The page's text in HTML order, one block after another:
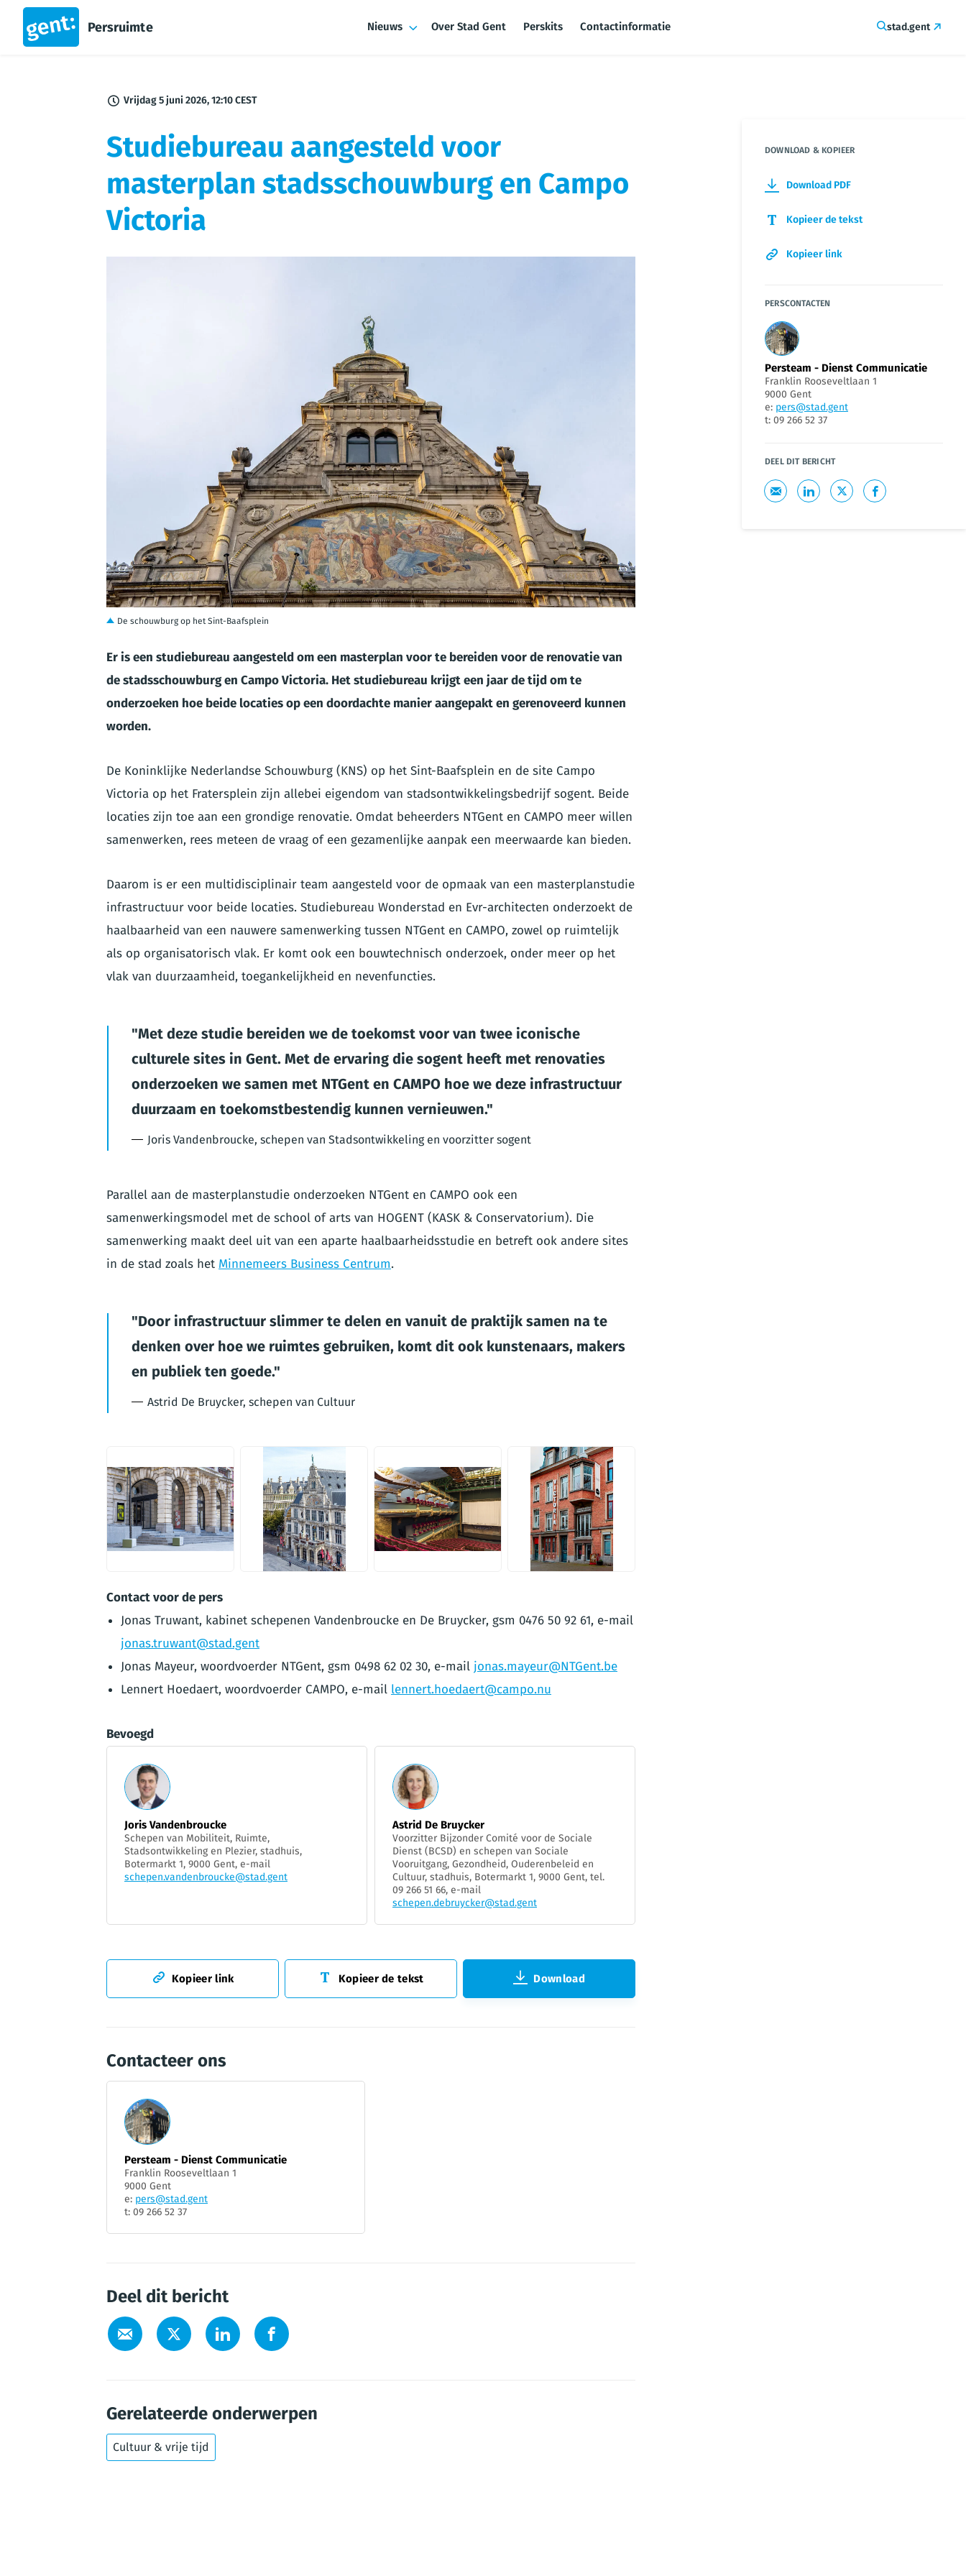
Persruimte Nieuws Over Stad Gent Perskits Contactinformatie stad.gent
Vrijdag 5 juni 2026, 12:10 CEST
Studiebureau aangesteld voor
masterplan stadsschouwburg en Campo
Victoria
JPG
De schouwburg op het Sint-Baafsplein
Er is een studiebureau aangesteld om een masterplan voor te bereiden voor de renovatie van
de stadsschouwburg en Campo Victoria. Het studiebureau krijgt een jaar de tijd om te
onderzoeken hoe beide locaties op een doordachte manier aangepakt en gerenoveerd kunnen
worden.
De Koninklijke Nederlandse Schouwburg (KNS) op het Sint-Baafsplein en de site Campo
Victoria op het Fratersplein zijn allebei eigendom van stadsontwikkelingsbedrijf sogent. Beide
locaties zijn toe aan een grondige renovatie. Omdat beheerders NTGent en CAMPO meer willen
samenwerken, rees meteen de vraag of een gezamenlijke aanpak een meerwaarde kan bieden.
Daarom is er een multidisciplinair team aangesteld voor de opmaak van een masterplanstudie
infrastructuur voor beide locaties. Studiebureau Wonderstad en Evr-architecten onderzoekt de
haalbaarheid van een nauwere samenwerking tussen NTGent en CAMPO, zowel op ruimtelijk
als op organisatorisch vlak. Er komt ook een bouwtechnisch onderzoek, onder meer op het
vlak van duurzaamheid, toegankelijkheid en nevenfuncties.
Met deze studie bereiden we de toekomst voor van twee iconische
culturele sites in Gent. Met de ervaring die sogent heeft met renovaties
onderzoeken we samen met NTGent en CAMPO hoe we deze infrastructuur
duurzaam en toekomstbestendig kunnen vernieuwen.
Joris Vandenbroucke, schepen van Stadsontwikkeling en voorzitter sogent
Parallel aan de masterplanstudie onderzoeken NTGent en CAMPO ook een
samenwerkingsmodel met de school of arts van HOGENT (KASK & Conservatorium). Die
samenwerking maakt deel uit van een aparte haalbaarheidsstudie en betreft ook andere sites
in de stad zoals het Minnemeers Business Centrum.
Door infrastructuur slimmer te delen en vanuit de praktijk samen na te
denken over hoe we ruimtes gebruiken, komt dit ook kunstenaars, makers
en publiek ten goede.
Astrid De Bruycker, schepen van Cultuur
JPG JPG JPG JPG
Contact voor de pers
Jonas Truwant, kabinet schepenen Vandenbroucke en De Bruycker, gsm 0476 50 92 61, e-mail
jonas.truwant@stad.gent
Jonas Mayeur, woordvoerder NTGent, gsm 0498 62 02 30, e-mail jonas.mayeur@NTGent.be
Lennert Hoedaert, woordvoerder CAMPO, e-mail lennert.hoedaert@campo.nu
Bevoegd
Joris Vandenbroucke
Schepen van Mobiliteit, Ruimte,
Stadsontwikkeling en Plezier, stadhuis,
Botermarkt 1, 9000 Gent, e-mail
schepen.vandenbroucke@stad.gent
Astrid De Bruycker
Voorzitter Bijzonder Comité voor de Sociale
Dienst (BCSD) en schepen van Sociale
Vooruitgang, Gezondheid, Ouderenbeleid en
Cultuur, stadhuis, Botermarkt 1, 9000 Gent, tel.
09 266 51 66, e-mail
schepen.debruycker@stad.gent
Kopieer link Kopieer de tekst Download
Contacteer ons
Persteam - Dienst Communicatie
Franklin Rooseveltlaan 1
9000 Gent
e: pers@stad.gent
t: 09 266 52 37
Deel dit bericht
Gerelateerde onderwerpen
Cultuur & vrije tijd
DOWNLOAD & KOPIEER
Download PDF
Kopieer de tekst
Kopieer link
PERSCONTACTEN
Persteam - Dienst Communicatie
Franklin Rooseveltlaan 1
9000 Gent
e: pers@stad.gent
t: 09 266 52 37
DEEL DIT BERICHT